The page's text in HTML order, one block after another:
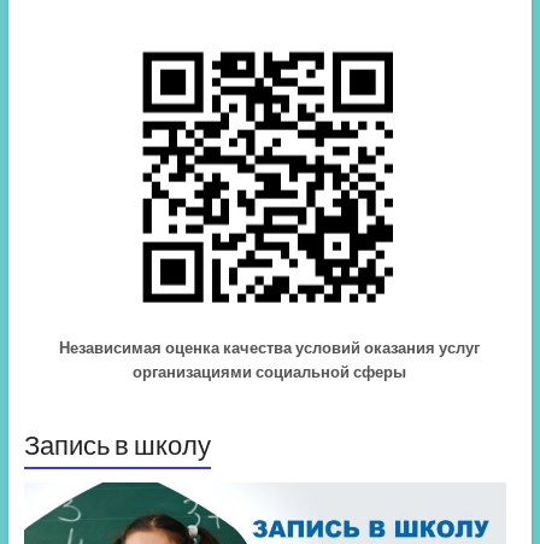
Независимая оценка качества условий оказания услуг
организациями социальной сферы
Запись в школу